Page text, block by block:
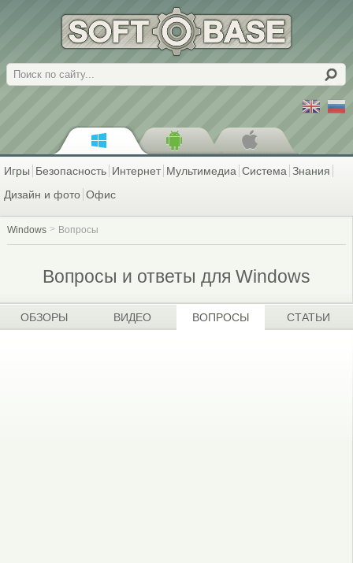
Поиск
Игры Безопасность Интернет Мультимедиа Система Знания
Дизайн и фото Офис
Windows Вопросы
Вопросы и ответы для Windows
ОБЗОРЫ ВИДЕО ВОПРОСЫ СТАТЬИ